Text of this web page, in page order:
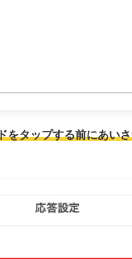
をタップする前にあい